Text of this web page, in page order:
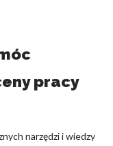
pracy
narzędzi i wiedzy